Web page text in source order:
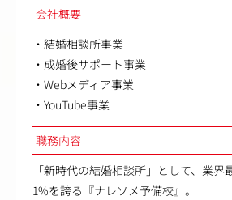
会社概要
・結婚相談所事業
・成婚後サポート事業
・Webメディア事業
・YouTube事業
職務内容
「新時代の結婚相談所」として、業界
1%を誇る『ナレソメ予備校』。